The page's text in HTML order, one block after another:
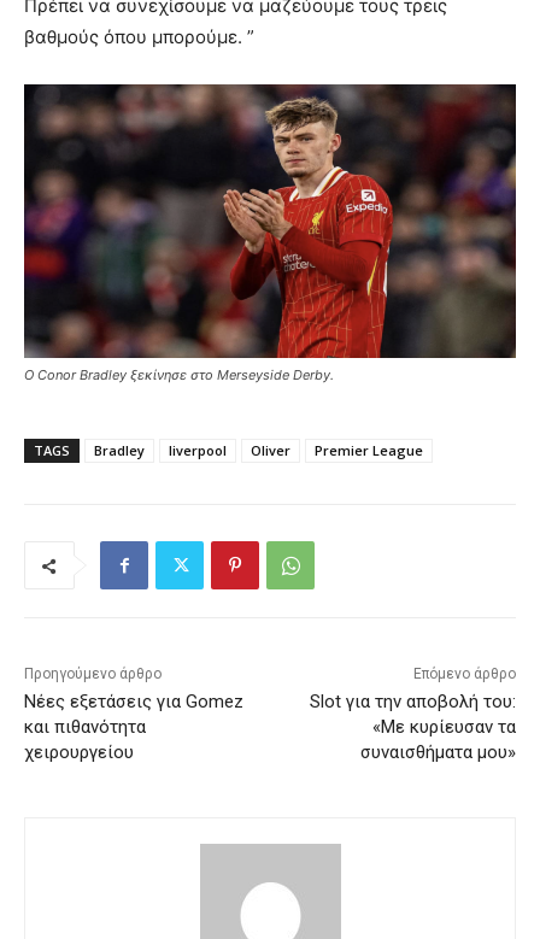
Πρέπει να συνεχίσουμε να μαζεύουμε τους τρεις
βαθμούς όπου μπορούμε. ”
Ο Conor Bradley ξεκίνησε στο Merseyside Derby.
TAGS Bradley liverpool Oliver Premier League
Προηγούμενο άρθρο
Νέες εξετάσεις για Gomez
και πιθανότητα
χειρουργείου
Επόμενο άρθρο
Slot για την αποβολή του:
«Με κυρίευσαν τα
συναισθήματα μου»